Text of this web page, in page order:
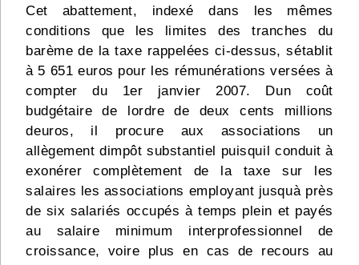
Cet abattement, indexé dans les mêmes
conditions que les limites des tranches du
barème de la taxe rappelées ci-dessus, sétablit
à 5 651 euros pour les rémunérations versées à
compter du 1er janvier 2007. Dun coût
budgétaire de lordre de deux cents millions
deuros, il procure aux associations un
allègement dimpôt substantiel puisquil conduit à
exonérer complètement de la taxe sur les
salaires les associations employant jusquà près
de six salariés occupés à temps plein et payés
au salaire minimum interprofessionnel de
croissance, voire plus en cas de recours au